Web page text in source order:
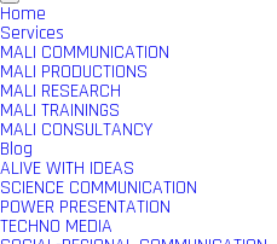
Home
Services
MALI COMMUNICATION
MALI PRODUCTIONS
MALI RESEARCH
MALI TRAININGS
MALI CONSULTANCY
Blog
ALIVE WITH IDEAS
SCIENCE COMMUNICATION
POWER PRESENTATION
TECHNO MEDIA